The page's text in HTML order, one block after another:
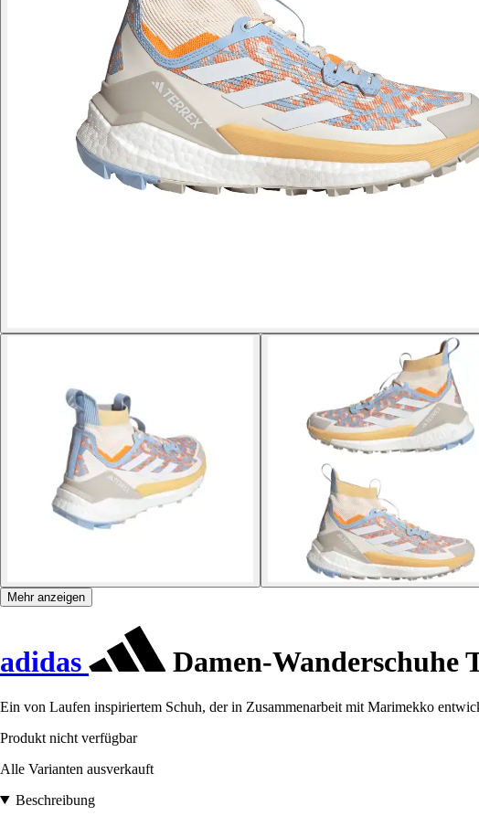
Mehr anzeigen
adidas Damen-Wanderschuhe
Ein von Laufen inspiriertem Schuh, der in Zusammenarbeit mit Marimekko
Produkt nicht verfügbar
Alle Varianten ausverkauft
Beschreibung